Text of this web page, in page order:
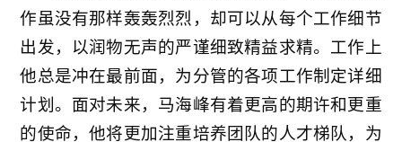
作虽没有那样轰轰烈烈，却可以从每个工作细节
出发，以润物无声的严谨细致精益求精。工作上
他总是冲在最前面，为分管的各项工作制定详细
计划。面对未来，马海峰有着更高的期许和更重
的使命，他将更加注重培养团队的人才梯队，为